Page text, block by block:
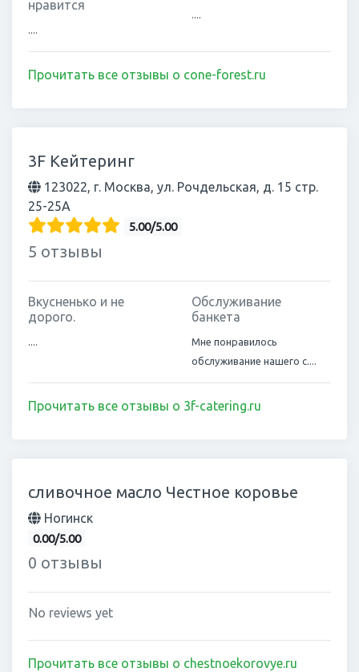
нравится
Прочитать все отзывы о cone-forest.ru
3F Кейтеринг
123022, г. Москва, ул. Рочдельская, д. 15 стр.
25-25А
5.00/5.00
5 отзывы
Вкусненько и не
дорого.
Обслуживание
банкета
Мне понравилось
обслуживание нашего с....
Прочитать все отзывы о 3f-catering.ru
сливочное масло Честное коровье
Ногинск
0.00/5.00
0 отзывы
No reviews yet
Прочитать все отзывы о chestnoekorovye.ru